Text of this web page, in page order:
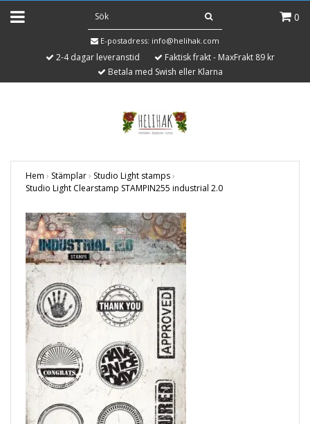
0
E-postadress: info@helihak.com
2-4 dagar leveranstid
Faktisk frakt - MaxFrakt 89 kr
Betala med Swish eller Klarna
Hem › Stämplar› Studio Light stamps›
Studio Light Clearstamp STAMPIN255 industrial 2.0